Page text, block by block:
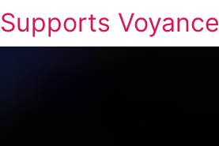
Supports Voyance